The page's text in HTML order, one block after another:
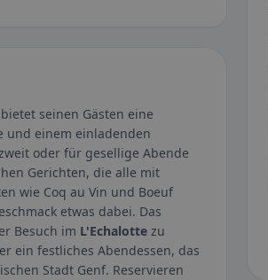
seinen Gästen eine
und einem einladenden
oder für gesellige Abende
Gerichten, die alle mit
wie Coq au Vin und Boeuf
etwas dabei. Das
Besuch im L'Echalotte zu
ein festliches Abendessen, das
Stadt Genf. Reservieren